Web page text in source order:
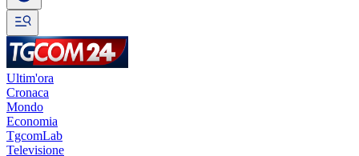
Ultim'ora
Cronaca
Mondo
Economia
TgcomLab
Televisione